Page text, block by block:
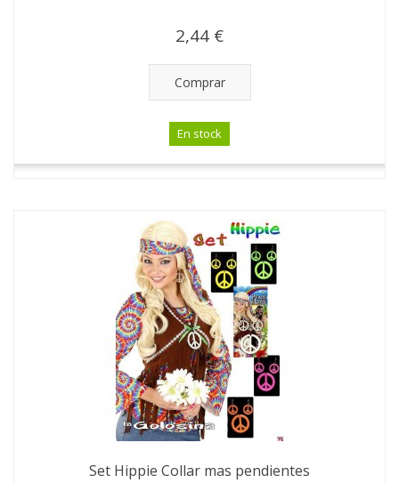
2,44 €
Comprar
En stock
Set Hippie Collar mas pendientes